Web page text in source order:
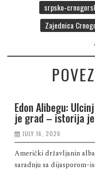
srpsko-
Zajednica
Edon Alibegu:
je grad – istorija
JULY 16, 2026
Američki državljanin
saradnju sa